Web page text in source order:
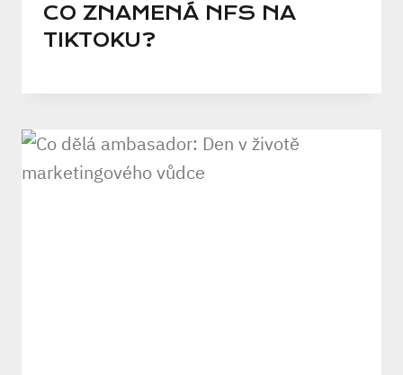
CO ZNAMENÁ NFS NA
TIKTOKU?